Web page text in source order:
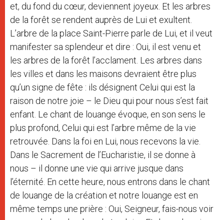
et, du fond du cœur, deviennent joyeux. Et les arbres
de la forêt se rendent auprès de Lui et exultent.
L’arbre de la place Saint-Pierre parle de Lui, et il veut
manifester sa splendeur et dire : Oui, il est venu et
les arbres de la forêt l’acclament. Les arbres dans
les villes et dans les maisons devraient être plus
qu’un signe de fête : ils désignent Celui qui est la
raison de notre joie – le Dieu qui pour nous s’est fait
enfant. Le chant de louange évoque, en son sens le
plus profond, Celui qui est l’arbre même de la vie
retrouvée. Dans la foi en Lui, nous recevons la vie.
Dans le Sacrement de l’Eucharistie, il se donne à
nous – il donne une vie qui arrive jusque dans
l’éternité. En cette heure, nous entrons dans le chant
de louange de la création et notre louange est en
même temps une prière : Oui, Seigneur, fais-nous voir